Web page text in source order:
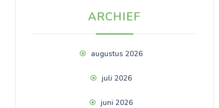
ARCHIEF
augustus 2026
juli 2026
juni 2026